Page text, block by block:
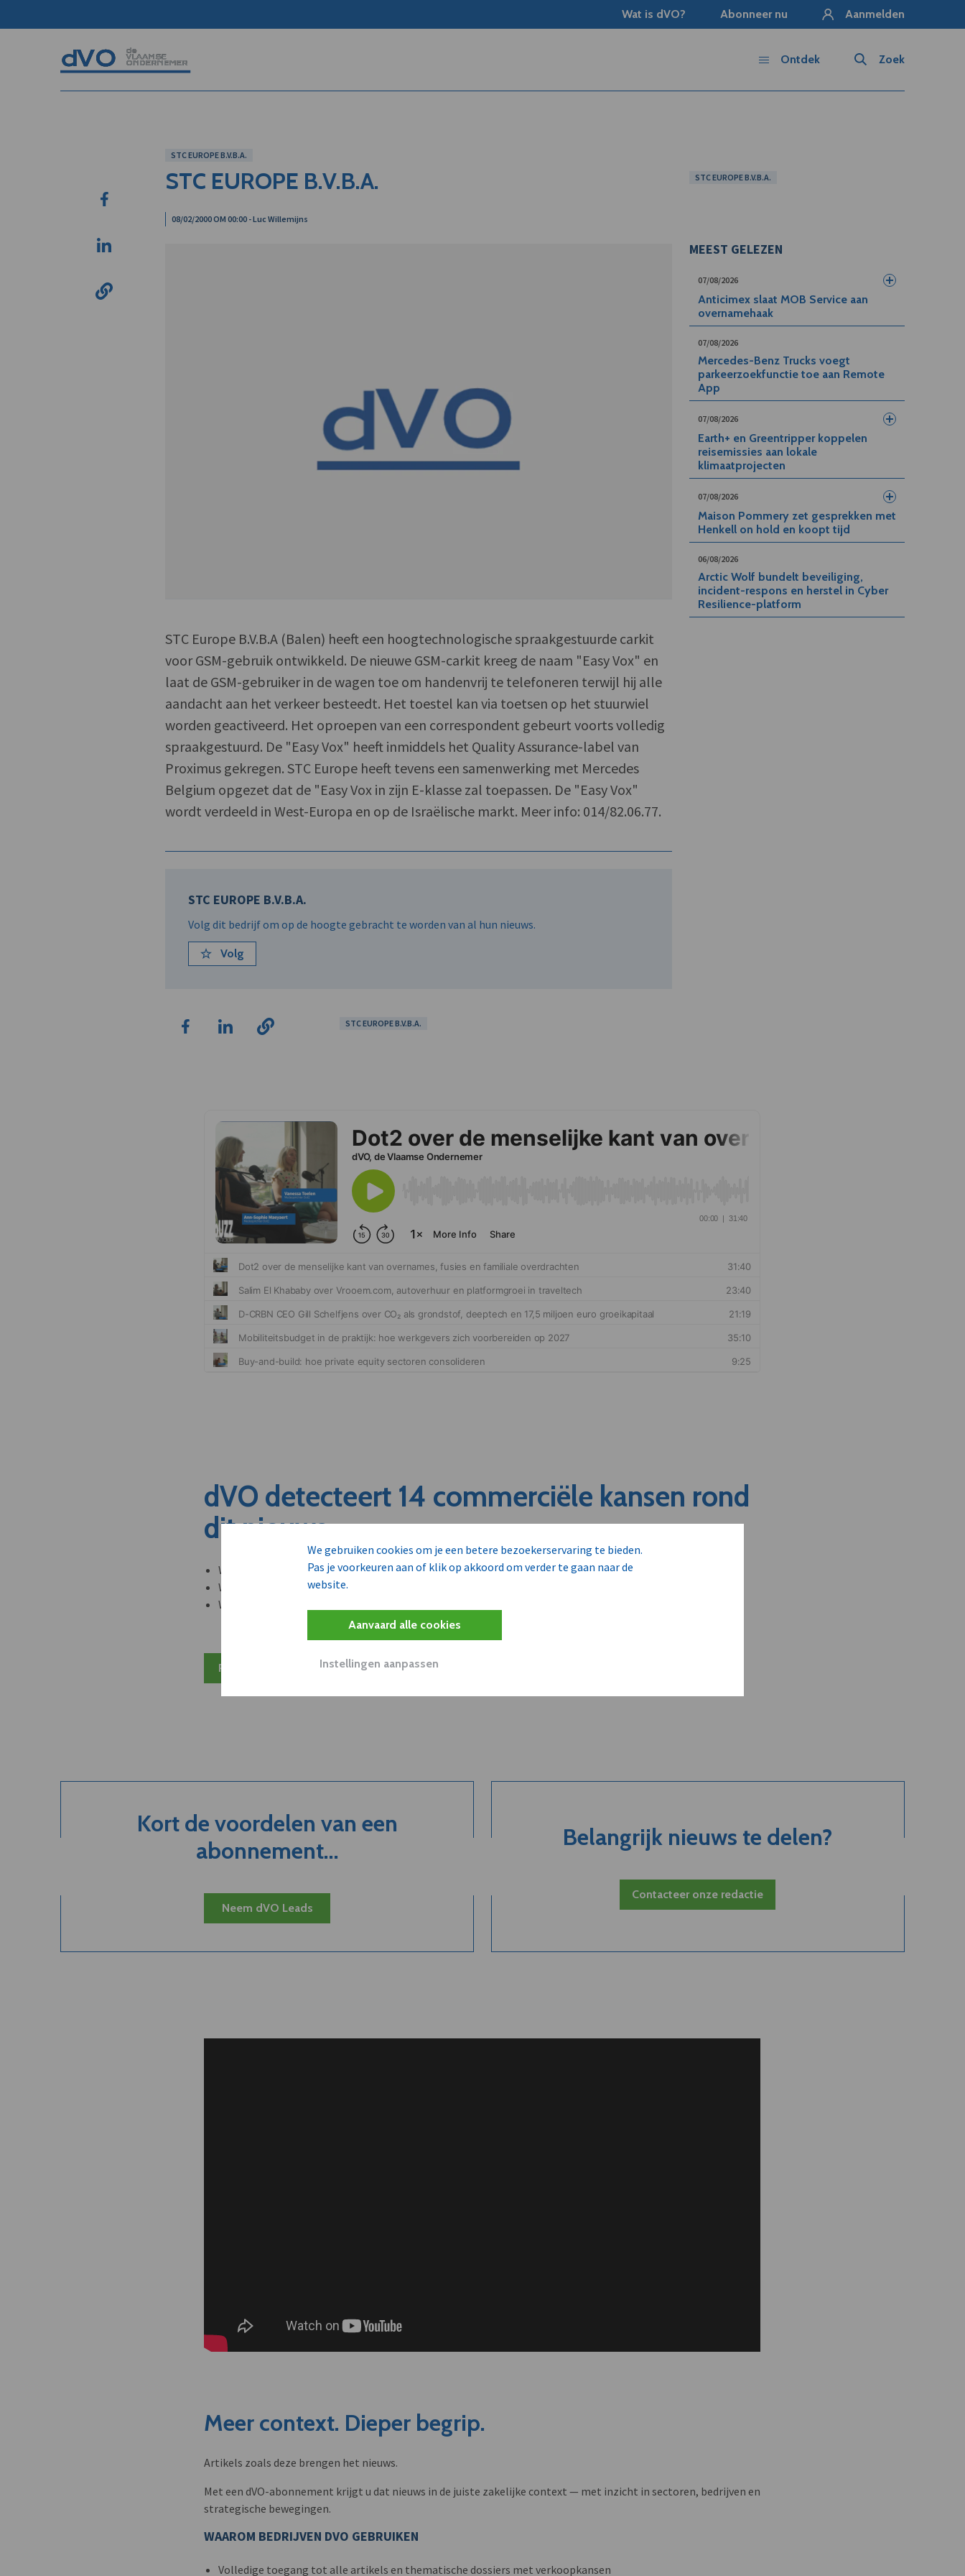
We gebruiken cookies om je een betere bezoekerservaring te bieden.
Pas je voorkeuren aan of klik op akkoord om verder te gaan naar de
website.
Aanvaard alle cookies
Instellingen aanpassen
Wat is dVO? Abonneer nu Aanmelden
Zoek
Ontdek
STC EUROPE B.V.B.A.
STC EUROPE B.V.B.A.
08/02/2000 OM 00:00 - Luc Willemijns
STC Europe B.V.B.A (Balen) heeft een hoogtechnologische spraakgestuurde carkit
voor GSM-gebruik ontwikkeld. De nieuwe GSM-carkit kreeg de naam "Easy Vox" en
laat de GSM-gebruiker in de wagen toe om handenvrij te telefoneren terwijl hij alle
aandacht aan het verkeer besteedt. Het toestel kan via toetsen op het stuurwiel
worden geactiveerd. Het oproepen van een correspondent gebeurt voorts volledig
spraakgestuurd. De "Easy Vox" heeft inmiddels het Quality Assurance-label van
Proximus gekregen. STC Europe heeft tevens een samenwerking met Mercedes
Belgium opgezet dat de "Easy Vox in zijn E-klasse zal toepassen. De "Easy Vox"
wordt verdeeld in West-Europa en op de Israëlische markt. Meer info: 014/82.06.77.
STC EUROPE B.V.B.A.
MEEST GELEZEN
07/08/2026
Anticimex slaat MOB Service aan
overnamehaak
07/08/2026
Mercedes-Benz Trucks voegt
parkeerzoekfunctie toe aan Remote
App
07/08/2026
Earth+ en Greentripper koppelen
reisemissies aan lokale
klimaatprojecten
07/08/2026
Maison Pommery zet gesprekken met
Henkell on hold en koopt tijd
06/08/2026
Arctic Wolf bundelt beveiliging,
incident-respons en herstel in Cyber
Resilience-platform
STC EUROPE B.V.B.A.
Volg dit bedrijf om op de hoogte gebracht te worden van al hun nieuws.
Volg
STC EUROPE B.V.B.A.
dVO detecteert 14 commerciële kansen rond
dit nieuws
Welke leveranciers kunnen aan dit bedrijf verkopen?
Welke bedrijven kunnen klant worden van deze onderneming?
Welke partners en adviseurs worden mogelijk relevant?
Plan 20 min inzicht
Kort de voordelen van een
abonnement...
Neem dVO Leads
Belangrijk nieuws te delen?
Contacteer onze redactie
Meer context. Dieper begrip.
Artikels zoals deze brengen het nieuws.
Met een dVO-abonnement krijgt u dat nieuws in de juiste zakelijke context — met inzicht in sectoren, bedrijven en
strategische bewegingen.
WAAROM BEDRIJVEN DVO GEBRUIKEN
Volledige toegang tot alle artikels en thematische dossiers met verkoopkansen